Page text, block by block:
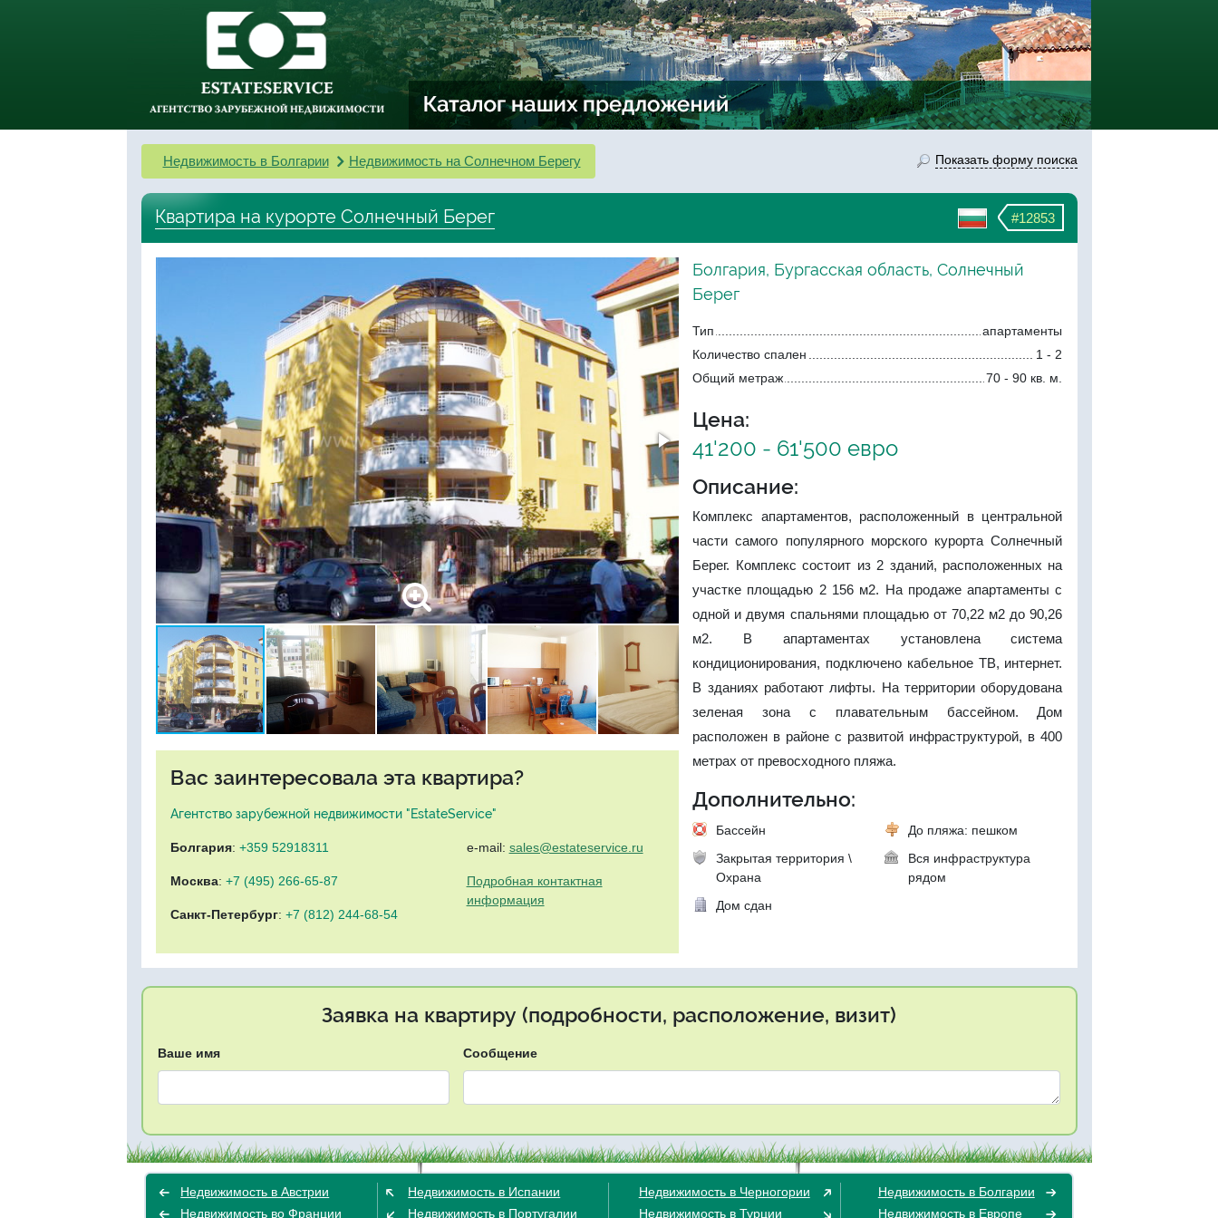
Недвижимость в Болгарии Недвижимость на Солнечном Берегу Показать форму поиска
#12853
Квартира на курорте Солнечный Берег
Вас заинтересовала эта квартира?
Агентство зарубежной недвижимости "EstateService"
Болгария: +359 52918311
Москва: +7 (495) 266-65-87
Санкт-Петербург: +7 (812) 244-68-54
e-mail: sales@estateservice.ru
Подробная контактная
информация
Болгария, Бургасская область, Солнечный
Берег
Тип
апартаменты
Количество спален
1 - 2
Общий метраж
70 - 90 кв. м.
Цена:
41'200 - 61'500 евро
Описание:
Комплекс апартаментов, расположенный в центральной
части самого популярного морского курорта Солнечный
Берег. Комплекс состоит из 2 зданий, расположенных на
участке площадью 2 156 м2. На продаже апартаменты с
одной и двумя спальнями площадью от 70,22 м2 до 90,26
м2. В апартаментах установлена система
кондиционирования, подключено кабельное ТВ, интернет.
В зданиях работают лифты. На территории оборудована
зеленая зона с плавательным бассейном. Дом
расположен в районе с развитой инфраструктурой, в 400
метрах от превосходного пляжа.
Дополнительно:
Бассейн
До пляжа: пешком
Закрытая территория \
Охрана
Вся инфраструктура
рядом
Дом сдан
Заявка на квартиру (подробности, расположение, визит)
Ваше имя Сообщение
Недвижимость в Австрии
Недвижимость во Франции
Недвижимость в Испании
Недвижимость в Португалии
Недвижимость в Черногории
Недвижимость в Турции
Недвижимость в Болгарии
Недвижимость в Европе